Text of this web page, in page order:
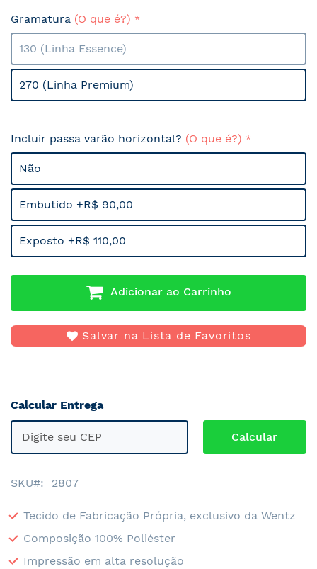
Gramatura (O que é?)
130 (Linha Essence)
270 (Linha Premium)
Incluir passa varão horizontal? (O que é?)
Não
Embutido +R$ 90,00
Exposto +R$ 110,00
Adicionar ao Carrinho
Salvar na Lista de Favoritos
Calcular Entrega
SKU 2807
Tecido de Fabricação Própria, exclusivo da Wentz
Composição 100% Poliéster
Impressão em alta resolução